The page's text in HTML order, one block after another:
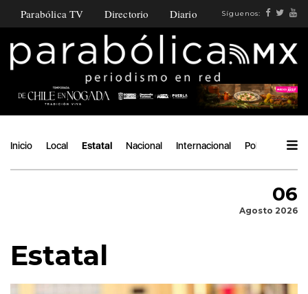
Parabólica TV Directorio Diario Síguenos:
Inicio Local Estatal Nacional Internacional Política
06
Agosto 2026
Estatal